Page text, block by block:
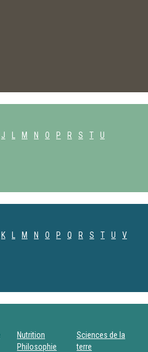
J M N O P R S T U
K M N O P Q R S T U
V
Nutrition
Philosophie
Sciences de la
terre